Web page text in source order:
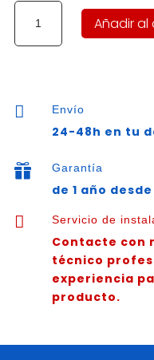
Placa
electrónica
FERROLI
cantidad
Añadir al
 Envío
24-48h en tu
 Garantía
de 1 año
 Servicio de
Contacte con
técnico
experiencia
producto.